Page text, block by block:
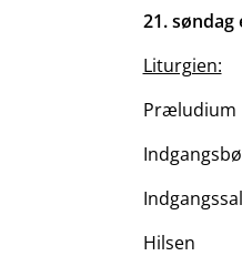
21.
Liturgien:
Præludium
Hilsen